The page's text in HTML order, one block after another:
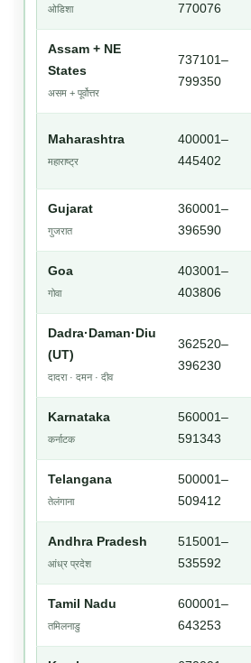
ओडिशा
770076
Assam + NE
States
असम + पूर्वोत्तर
737101–
799350
Maharashtra
महाराष्ट्र
400001–
445402
Gujarat
गुजरात
360001–
396590
Goa
गोवा
403001–
403806
Dadra·Daman·Diu
(UT)
दादरा · दमन · दीव
362520–
396230
Karnataka
कर्नाटक
560001–
591343
Telangana
तेलंगाना
500001–
509412
Andhra Pradesh
आंध्र प्रदेश
515001–
535592
Tamil Nadu
तमिलनाडु
600001–
643253